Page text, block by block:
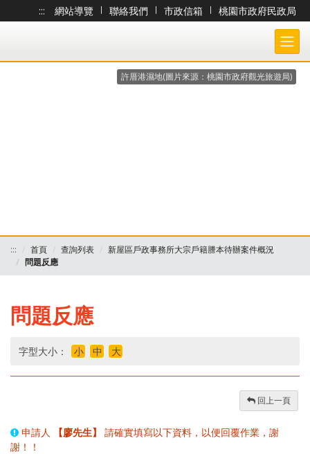
跳到主要內容
::: 網站導覽 | 聯絡我們 | 市政信箱 |
桃園市政府民政局
桃園市政府民政局-大宗戶籍謄本作業 各戶所收件處理狀況查詢系統
許厝港濕地(圖片來源：桃園市政府觀光旅遊局)
::: 首頁 查詢列表
新屋區戶政事務所大宗戶籍謄本待辦案件概況
問題反應
問題反應
字型大小： 小 中 大
回上一頁
申請人 【廖先生】
請確實填寫以下資料，以便回覆作業，謝
謝！！